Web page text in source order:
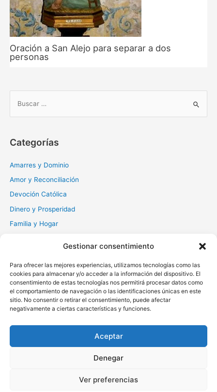
Gestionar consentimiento
Para ofrecer las mejores experiencias, utilizamos tecnologías como las
cookies para almacenar y/o acceder a la información del dispositivo. El
consentimiento de estas tecnologías nos permitirá procesar datos como
el comportamiento de navegación o las identificaciones únicas en este
sitio. No consentir o retirar el consentimiento, puede afectar
negativamente a ciertas características y funciones.
Aceptar
Denegar
Ver preferencias
Oración a San Alejo para separar a dos
personas
r
Categorías
Amarres y Dominio
Amor y Reconciliación
Devoción Católica
Dinero y Prosperidad
Familia y Hogar
Muerte y Difuntos
Oraciones Diarias
Otras
Protección y Liberación
Salud y Sanación
WordPress